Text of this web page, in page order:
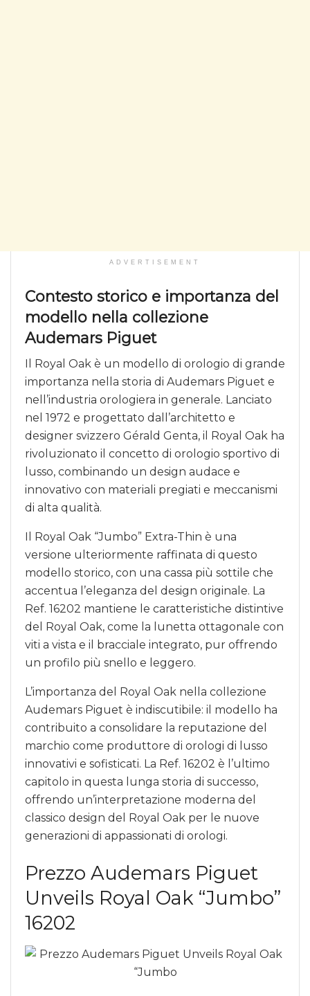
ADVERTISEMENT
Contesto storico e importanza del
modello nella collezione
Audemars Piguet
Il Royal Oak è un modello di orologio di grande
importanza nella storia di Audemars Piguet e
nell’industria orologiera in generale. Lanciato
nel 1972 e progettato dall’architetto e
designer svizzero Gérald Genta, il Royal Oak ha
rivoluzionato il concetto di orologio sportivo di
lusso, combinando un design audace e
innovativo con materiali pregiati e meccanismi
di alta qualità.
Il Royal Oak “Jumbo” Extra-Thin è una
versione ulteriormente raffinata di questo
modello storico, con una cassa più sottile che
accentua l’eleganza del design originale. La
Ref. 16202 mantiene le caratteristiche distintive
del Royal Oak, come la lunetta ottagonale con
viti a vista e il bracciale integrato, pur offrendo
un profilo più snello e leggero.
L’importanza del Royal Oak nella collezione
Audemars Piguet è indiscutibile: il modello ha
contribuito a consolidare la reputazione del
marchio come produttore di orologi di lusso
innovativi e sofisticati. La Ref. 16202 è l’ultimo
capitolo in questa lunga storia di successo,
offrendo un’interpretazione moderna del
classico design del Royal Oak per le nuove
generazioni di appassionati di orologi.
Prezzo Audemars Piguet
Unveils Royal Oak “Jumbo”
16202